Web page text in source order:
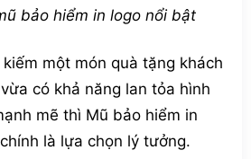
bảo hiểm in logo nổi bật
một món quà tặng khách
có khả năng lan tỏa hình
mẽ thì Mũ bảo hiểm in
là lựa chọn lý tưởng.